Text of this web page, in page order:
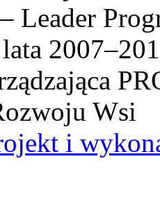
Leader
Wsi
i